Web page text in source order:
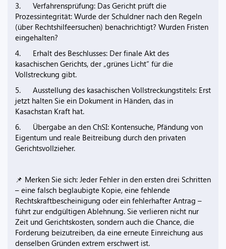
3. Verfahrensprüfung: Das Gericht prüft die
Prozessintegrität: Wurde der Schuldner nach den Regeln
(über Rechtshilfeersuchen) benachrichtigt? Wurden Fristen
eingehalten?
4. Erhalt des Beschlusses: Der finale Akt des
kasachischen Gerichts, der „grünes Licht“ für die
Vollstreckung gibt.
5. Ausstellung des kasachischen Vollstreckungstitels: Erst
jetzt halten Sie ein Dokument in Händen, das in
Kasachstan Kraft hat.
6. Übergabe an den ChSI: Kontensuche, Pfändung von
Eigentum und reale Beitreibung durch den privaten
Gerichtsvollzieher.
📌 Merken Sie sich: Jeder Fehler in den ersten drei Schritten
– eine falsch beglaubigte Kopie, eine fehlende
Rechtskraftbescheinigung oder ein fehlerhafter Antrag –
führt zur endgültigen Ablehnung. Sie verlieren nicht nur
Zeit und Gerichtskosten, sondern auch die Chance, die
Forderung beizutreiben, da eine erneute Einreichung aus
denselben Gründen extrem erschwert ist.